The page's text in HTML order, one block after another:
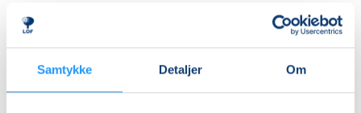
Samtykke Detaljer Om
Undervisningen foregår i ”Indsøen”, hvor vandet er
cirka 32 grader varmt.
Ledig-KBH
Ledig-FRB
DKK 923,00